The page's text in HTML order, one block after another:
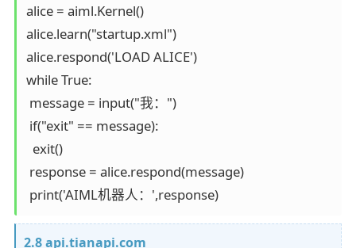
alice = aiml.Kernel()
alice.learn("startup.xml")
alice.respond('LOAD ALICE')
while True:
message = input("我：")
if("exit" == message):
  exit()
response = alice.respond(message)
print('AIML机器人：',response)
2.8 api.tianapi.com